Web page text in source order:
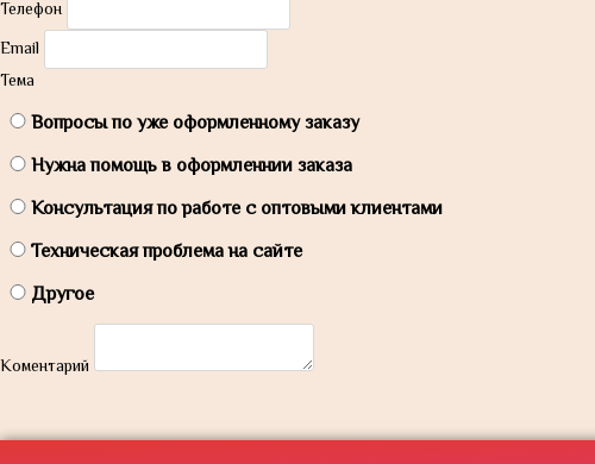
Телефон
Email
Тема
Вопросы по уже оформленному заказу
Нужна помощь в оформленнии заказа
Консультация по работе с оптовыми клиентами
Техническая проблема на сайте
Другое
Коментарий